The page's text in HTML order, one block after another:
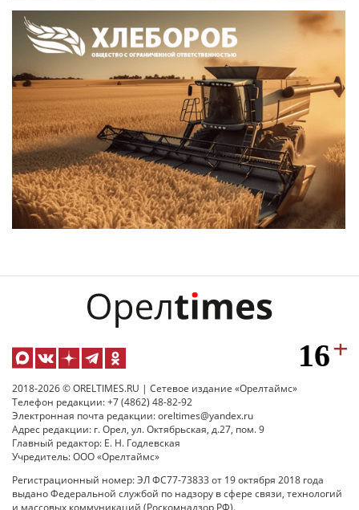
2018-2026 © ORELTIMES.RU | Сетевое издание «Орелтаймс»
Телефон редакции: +7 (4862) 48-82-92
Электронная почта редакции: oreltimes@yandex.ru
Адрес редакции: г. Орел, ул. Октябрьская, д.27, пом. 9
Главный редактор: Е. Н. Годлевская
Учредитель: ООО «Орелтаймс»
Регистрационный номер: ЭЛ ФС77-73833 от 19 октября 2018 года
выдано Федеральной службой по надзору в сфере связи, технологий